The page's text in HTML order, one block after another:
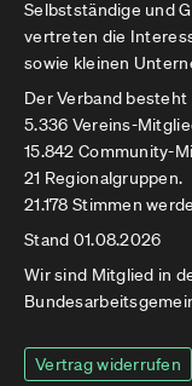
Selbstständige und
vertreten die
sowie kleinen
Der Verband besteht
5.336 Vereins-
15.842 Community-
21 Regionalgruppen.
21.178 Stimmen
Stand 01.08.2026
Wir sind Mitglied in
Vertrag widerrufen